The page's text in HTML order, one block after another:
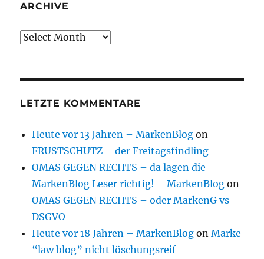
ARCHIVE
Archive
LETZTE KOMMENTARE
Heute vor 13 Jahren – MarkenBlog on
FRUSTSCHUTZ – der Freitagsfindling
OMAS GEGEN RECHTS – da lagen die
MarkenBlog Leser richtig! – MarkenBlog on
OMAS GEGEN RECHTS – oder MarkenG vs
DSGVO
Heute vor 18 Jahren – MarkenBlog onMarke
“law blog” nicht löschungsreif